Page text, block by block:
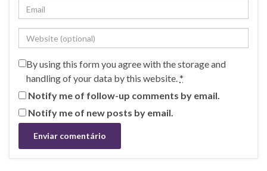
By using this form you agree with the storage and
handling of your data by this website.*
Notify me of follow-up comments by email.
Notify me of new posts by email.